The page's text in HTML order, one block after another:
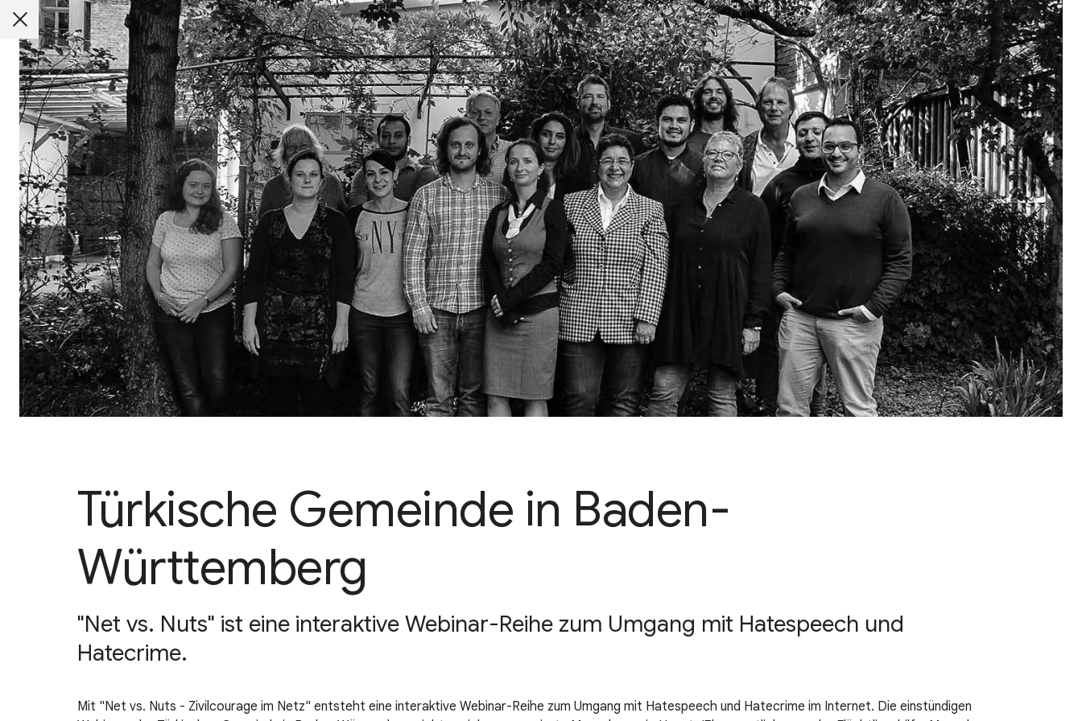
Türkische Gemeinde in Baden-
Württemberg
"Net vs. Nuts" ist eine interaktive Webinar-Reihe zum Umgang mit Hatespeech und
Hatecrime.
Mit "Net vs. Nuts - Zivilcourage im Netz" entsteht eine interaktive Webinar-Reihe zum Umgang mit Hatespeech und Hatecrime im Internet. Die einstündigen